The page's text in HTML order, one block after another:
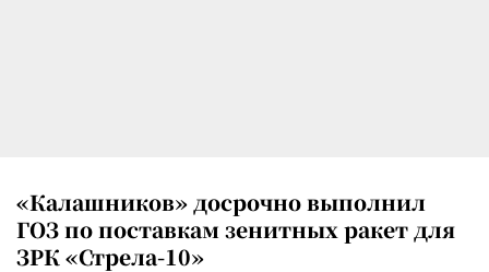
«Калашников» досрочно выполнил
ГОЗ по поставкам зенитных ракет для
ЗРК «Стрела-10»